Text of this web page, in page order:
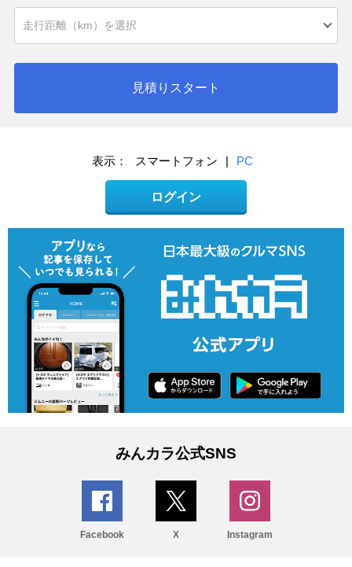
見積りスタート
表示： スマートフォン | PC
ログイン
みんカラ公式SNS
Facebook X Instagram